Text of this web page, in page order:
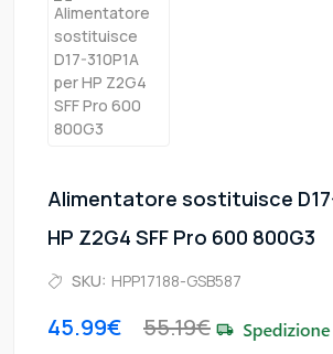
Alimentatore sostituisce
HP Z2G4 SFF Pro 600 800G3
SKU: HPP17188-GSB587
45.99€ 55.19€